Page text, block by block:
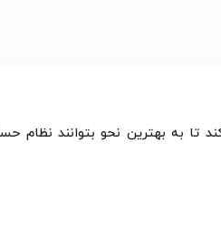
به بهترین نحو بتوانند نظام